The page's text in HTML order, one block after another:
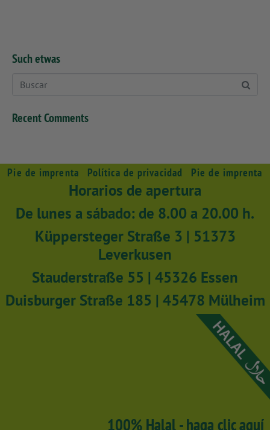
Such etwas
Recent Comments
Pie de imprenta Política de privacidad Pie de imprenta
Horarios de apertura
De lunes a sábado: de 8.00 a 20.00 h.
Küppersteger Straße 3 | 51373
Leverkusen
Stauderstraße 55 | 45326 Essen
Duisburger Straße 185 | 45478 Mülheim
100% Halal - haga clic aquí